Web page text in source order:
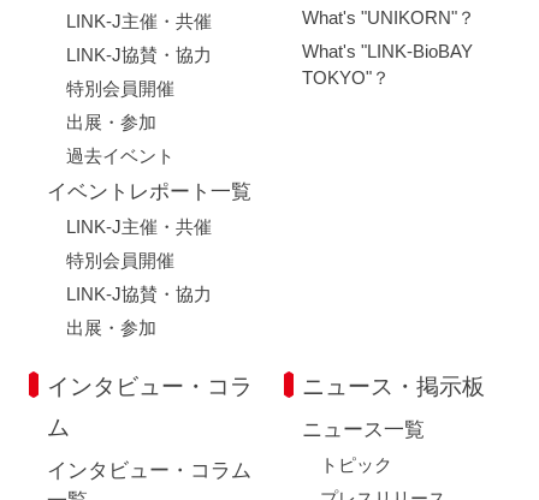
LINK-J主催・共催
LINK-J協賛・協力
特別会員開催
出展・参加
過去イベント
イベントレポート一覧
LINK-J主催・共催
特別会員開催
LINK-J協賛・協力
出展・参加
What's "UNIKORN"？
What's "LINK-BioBAY
TOKYO"？
インタビュー・コラ
ム
インタビュー・コラム
ニュース・掲示板
ニュース一覧
トピック